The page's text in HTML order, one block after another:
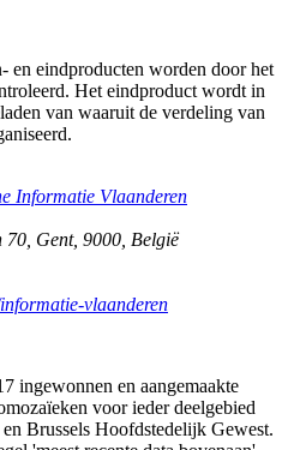
en eindproducten worden door het
Het eindproduct wordt in
van waaruit de verdeling van
Informatie Vlaanderen
70 Gent, 9000 België
vlaanderen
ingewonnen en aangemaakte
voor ieder deelgebied
Brussels Hoofdstedelijk Gewest.